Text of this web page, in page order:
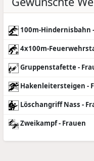
100m-Hindernisbahn
4x100m-
Gruppenstafette -
Hakenleitersteigen -
Löschangriff Nass -
Zweikampf - Frauen